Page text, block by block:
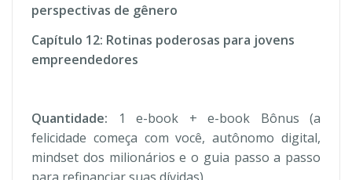
perspectivas de gênero
Capítulo 12: Rotinas poderosas para jovens
empreendedores
Quantidade: 1 e-book + e-book Bônus (a
felicidade começa com você, autônomo digital,
mindset dos milionários e o guia passo a passo